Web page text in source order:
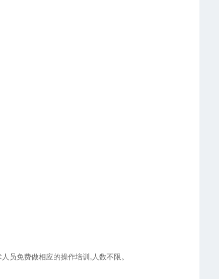
员免费做相应的操作培训,人数不限。